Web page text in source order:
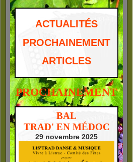
ACTUALITÉS
PROCHAINEMENT
ARTICLES
PROCHAINEMENT
BAL
TRAD' EN MÉDOC
29 novembre 2025